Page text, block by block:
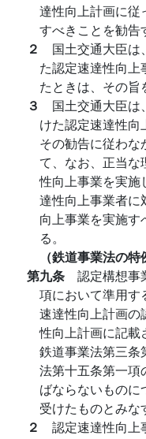
達性向上計画に従
すべきことを勧告
２ 国土交通大臣は
た認定速達性向上
たときは、その旨
３ 国土交通大臣は
けた認定速達性向
その勧告に従わ
て、なお、正当
性向上事業を実施
達性向上事業者に
向上事業を実施す
る。
（鉄道事業法の特
第九条 認定構想事
項において準用す
速達性向上計画の
性向上計画に記載
鉄道事業法第三条
法第十五条第一項
ばならないもの
受けたものとみな
２ 認定速達性向上